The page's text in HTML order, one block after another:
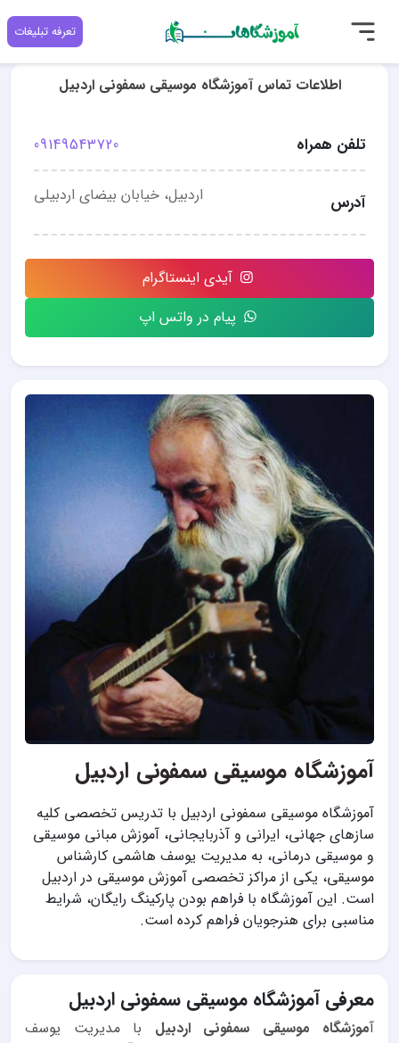
تعرفه تبلیغات
آموزشگاه موسیقی سمفونی اردبیل
آموزشگاه موسیقی سمفونی اردبیل با تدریس تخصصی کلیه
سازهای جهانی، ایرانی و آذربایجانی، آموزش مبانی موسیقی
و موسیقی درمانی، به مدیریت یوسف هاشمی کارشناس
موسیقی، یکی از مراکز تخصصی آموزش موسیقی در اردبیل
است. این آموزشگاه با فراهم بودن پارکینگ رایگان، شرایط
مناسبی برای هنرجویان فراهم کرده است.
معرفی آموزشگاه موسیقی سمفونی اردبیل
آموزشگاه موسیقی سمفونی اردبیل با مدیریت یوسف
اطلاعات تماس آموزشگاه موسیقی سمفونی اردبیل
تلفن همراه 09149543720
آدرس اردبیل، خیابان بیضای اردبیلی
آیدی اینستاگرام
پیام در واتس اپ